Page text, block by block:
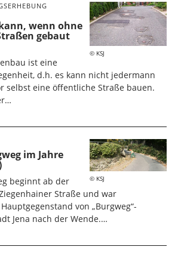
KSJ
wenn ohne
gebaut
ist eine
d.h. es kann nicht jedermann
selbst eine öffentliche Straße bauen.
KSJ
im Jahre
beginnt ab der
Straße und war
von „Burgweg“-
Jena nach der Wende.…